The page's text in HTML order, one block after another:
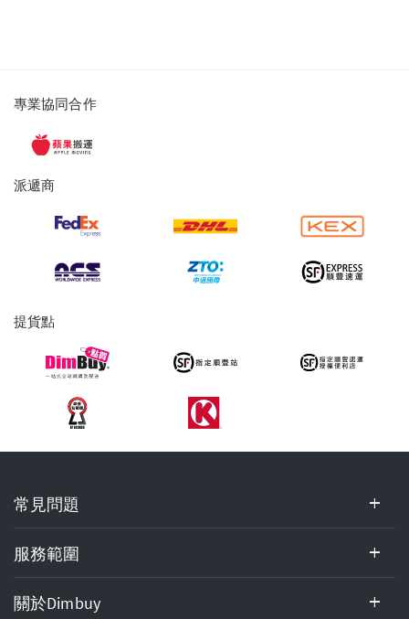
派
服
及
專業協同合作
派遞商
提貨點
見
問
題,
服
務
常見問題
服務範圍
關於Dimbuy